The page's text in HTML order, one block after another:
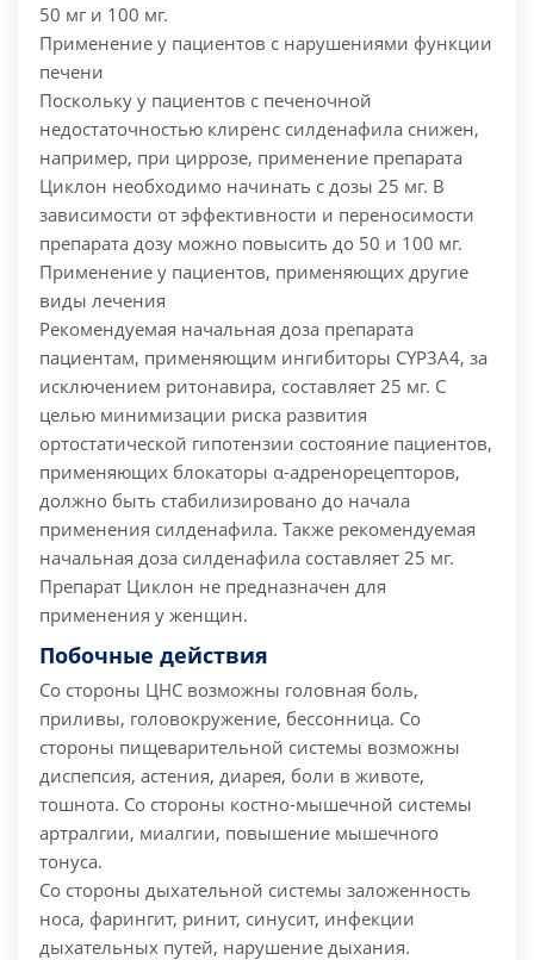
50 мг и 100 мг.
Применение у пациентов с нарушениями функции
печени
Поскольку у пациентов с печеночной
недостаточностью клиренс силденафила снижен,
например, при циррозе, применение препарата
Циклон необходимо начинать с дозы 25 мг. В
зависимости от эффективности и переносимости
препарата дозу можно повысить до 50 и 100 мг.
Применение у пациентов, применяющих другие
виды лечения
Рекомендуемая начальная доза препарата
пациентам, применяющим ингибиторы CYP3A4, за
исключением ритонавира, составляет 25 мг. С
целью минимизации риска развития
ортостатической гипотензии состояние пациентов,
применяющих блокаторы α-адренорецепторов,
должно быть стабилизировано до начала
применения силденафила. Также рекомендуемая
начальная доза силденафила составляет 25 мг.
Препарат Циклон не предназначен для
применения у женщин.
Побочные действия
Со стороны ЦНС возможны головная боль,
приливы, головокружение, бессонница. Со
стороны пищеварительной системы возможны
диспепсия, астения, диарея, боли в животе,
тошнота. Со стороны костно-мышечной системы
артралгии, миалгии, повышение мышечного
тонуса.
Со стороны дыхательной системы заложенность
носа, фарингит, ринит, синусит, инфекции
дыхательных путей, нарушение дыхания.